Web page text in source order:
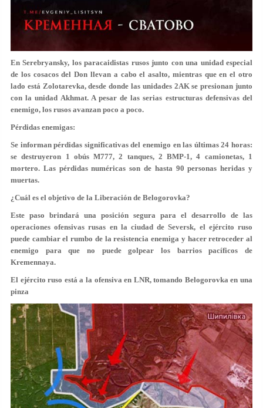
En Serebryansky, los paracaidistas rusos junto con una unidad especial
de los cosacos del Don llevan a cabo el asalto, mientras que en el otro
lado está Zolotarevka, desde donde las unidades 2AK se presionan junto
con la unidad Akhmat. A pesar de las serias estructuras defensivas del
enemigo, los rusos avanzan poco a poco.
Pérdidas enemigas:
Se informan pérdidas significativas del enemigo en las últimas 24 horas:
se destruyeron 1 obús M777, 2 tanques, 2 BMP-1, 4 camionetas, 1
mortero. Las pérdidas numéricas son de hasta 90 personas heridas y
muertas.
¿Cuál es el objetivo de la Liberación de Belogorovka?
Este paso brindará una posición segura para el desarrollo de las
operaciones ofensivas rusas en la ciudad de Seversk, el ejército ruso
puede cambiar el rumbo de la resistencia enemiga y hacer retroceder al
enemigo para que no puede golpear los barrios pacíficos de
Kremennaya.
El ejército ruso está a la ofensiva en LNR, tomando Belogorovka en una
pinza